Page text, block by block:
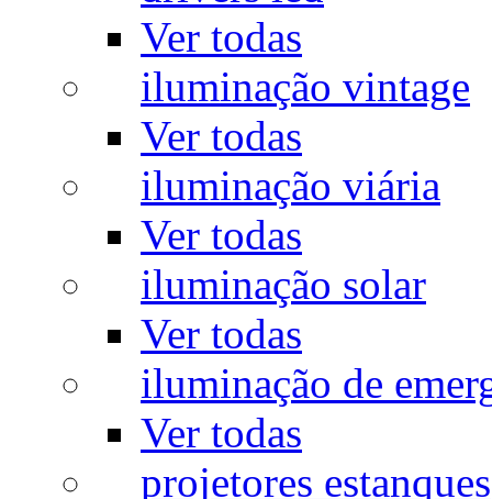
Ver todas
iluminação vintage
Ver todas
iluminação viária
Ver todas
iluminação solar
Ver todas
iluminação de
Ver todas
projetores estanques